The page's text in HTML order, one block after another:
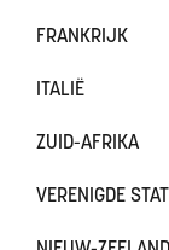
FRANKRIJK
ITALIË
ZUID-AFRIKA
VERENIGDE